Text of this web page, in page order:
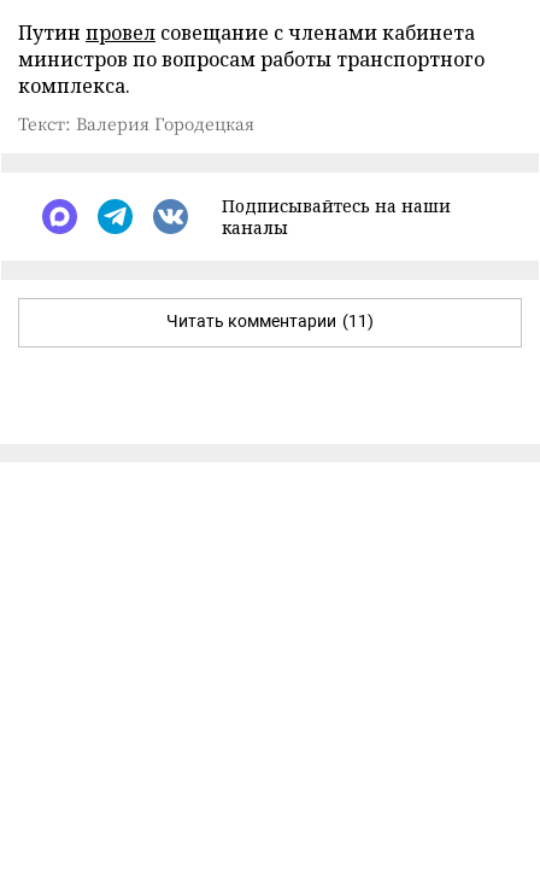
Путин провел совещание с членами кабинета
министров по вопросам работы транспортного
комплекса.
Текст: Валерия Городецкая
Подписывайтесь на наши
каналы
Читать комментарии (11)